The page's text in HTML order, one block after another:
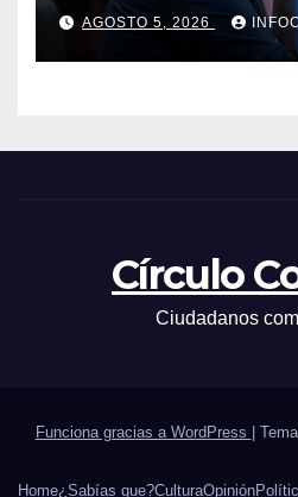
AGOSTO 5, 2026
Círculo
Ciudadanos
Funciona gracias a WordPress
Home¿Sabías que?CulturaOpinión